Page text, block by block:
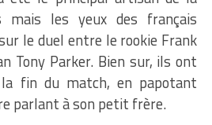
mais les yeux des français
le duel entre le rookie Frank
Tony Parker. Bien sur, ils ont
fin du match, en papotant
parlant à son petit frère.